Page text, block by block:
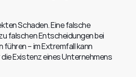
Schaden. Eine falsche
falschen Entscheidungen bei
– im Extremfall kann
Existenz eines Unternehmens